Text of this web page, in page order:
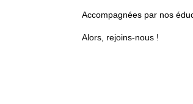
Accompagnées par nos
Alors, rejoins-nous !